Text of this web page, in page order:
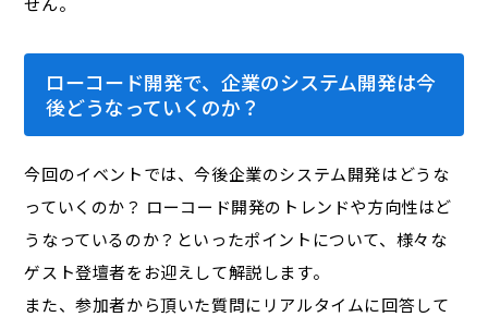
ローコード開発で、企業のシステム開発は今
後どうなっていくのか？
今回のイベントでは、今後企業のシステム開発はどうな
っていくのか？ ローコード開発のトレンドや方向性はど
うなっているのか？といったポイントについて、様々な
ゲスト登壇者をお迎えして解説します。
また、参加者から頂いた質問にリアルタイムに回答して